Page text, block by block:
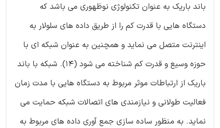
باند باریک به عنوان تکنولوژی نوظهوری می باشد که
دستگاه هایی با قدرت کم را از طریق داده های سلولار به
اینترنت متصل می نماید و همچنین به عنوان شبکه ای با
حوزه وسیع و قدرت کم شناخته می شود (14). شبکه با باند
باریک از ارتباطات موثر مربوط به دستگاه هایی با مدت زمان
فعالیت طولانی و نیازمندی های اتصالات شبکه حمایت می
نماید. به منظور ساده سازی جمع آوری داده های مربوط به